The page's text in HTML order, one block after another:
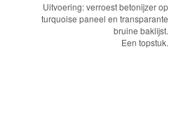
Uitvoering: verroest betonijzer op
turquoise paneel en transparante
bruine baklijst.
Een topstuk.